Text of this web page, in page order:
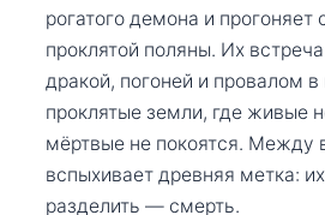
рогатого демона и прогоняет
проклятой поляны. Их
дракой, погоней и провалом
проклятые земли, где живые
мёртвые не покоятся. Между
вспыхивает древняя метка:
разделить — смерть.